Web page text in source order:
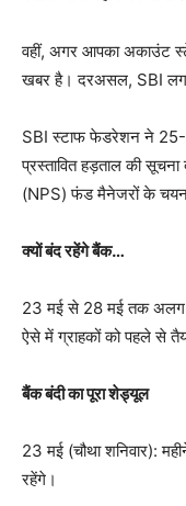
वहीं, अगर आपका अकाउंट
खबर है। दरअसल, SBI
SBI स्टाफ फेडरेशन ने 25-
प्रस्तावित हड़ताल की
(NPS) फंड मैनेजरों के चयन
क्यों बंद रहेंगे बैंक…
23 मई से 28 मई तक
ऐसे में ग्राहकों को पहले से
बैंक बंदी का पूरा शेड्यूल
23 मई (चौथा शनिवार):
रहेंगे।